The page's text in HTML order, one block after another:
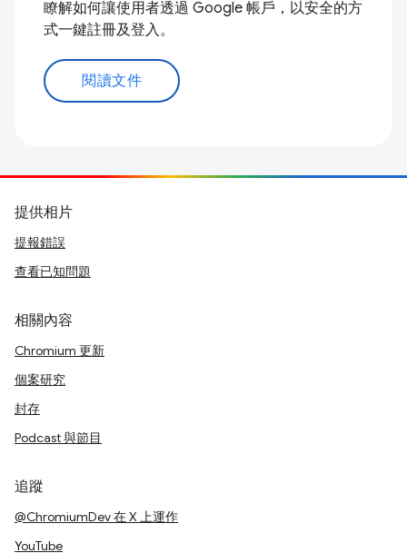
瞭解如何讓使用者透過 Google 帳戶，以安全的方
式一鍵註冊及登入。
閱讀文件
提供相片
提報錯誤
查看已知問題
相關內容
Chromium 更新
個案研究
封存
Podcast 與節目
追蹤
@ChromiumDev 在 X 上運作
YouTube